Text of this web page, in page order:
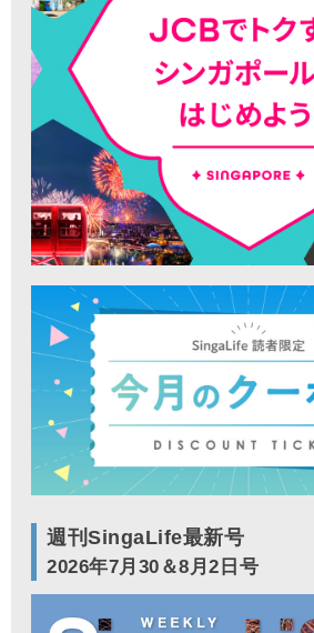
週刊SingaLife最新号
2026年7月30＆8月2日号